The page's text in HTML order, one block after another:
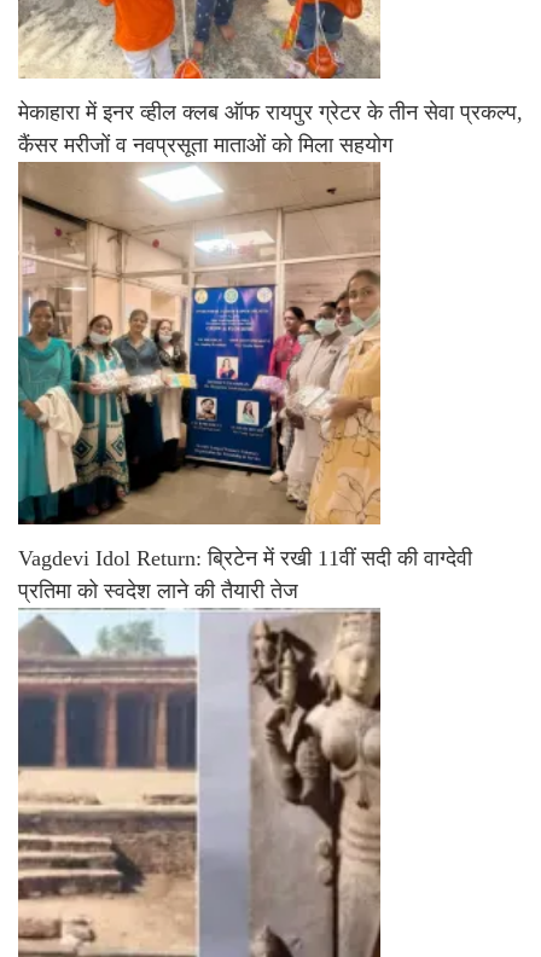
मेकाहारा में इनर व्हील क्लब ऑफ रायपुर ग्रेटर के तीन सेवा प्रकल्प,
कैंसर मरीजों व नवप्रसूता माताओं को मिला सहयोग
Vagdevi Idol Return: ब्रिटेन में रखी 11वीं सदी की वाग्देवी
प्रतिमा को स्वदेश लाने की तैयारी तेज